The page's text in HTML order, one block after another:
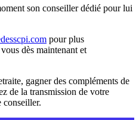
son conseiller dédié pour lui
pour plus
dès maintenant et
gagner des compléments de
de la transmission de votre
conseiller.